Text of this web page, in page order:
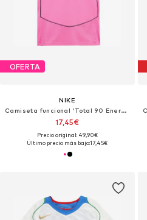
OFERTA
NIKE
Camiseta funcional 'Total 90 Energy'
17,45€
Precio original: 49,90€
Último precio más bajo:17,45€